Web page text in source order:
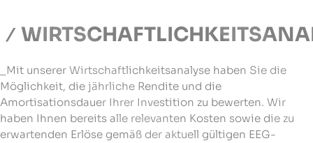
_Mit unserer Wirtschaftlichkeitsanalyse haben Sie die
Möglichkeit, die jährliche Rendite und die
Amortisationsdauer Ihrer Investition zu bewerten. Wir
haben Ihnen bereits alle relevanten Kosten sowie die zu
erwartenden Erlöse gemäß der aktuell gültigen EEG-